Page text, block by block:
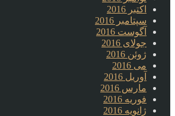
اکتبر 2016
سپتامبر 2016
آگوست 2016
جولای 2016
ژوئن 2016
می 2016
آوریل 2016
مارس 2016
فوریه 2016
ژانویه 2016